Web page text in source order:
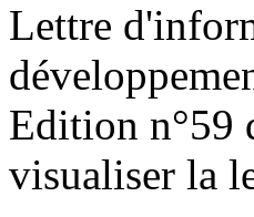
Lettre
Edition n°59
visualiser la